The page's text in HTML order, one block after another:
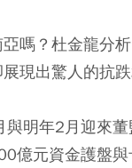
嗎？杜金龍分
現出驚人的抗跌
與明年2月迎來
億元資金護盤